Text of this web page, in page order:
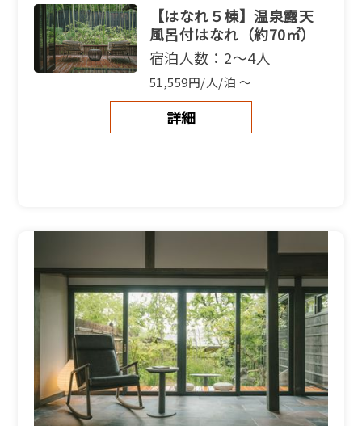
【はなれ５棟】温泉露天
風呂付はなれ（約70㎡）
宿泊人数：2～4人
51,559円/人/泊 ～
詳細